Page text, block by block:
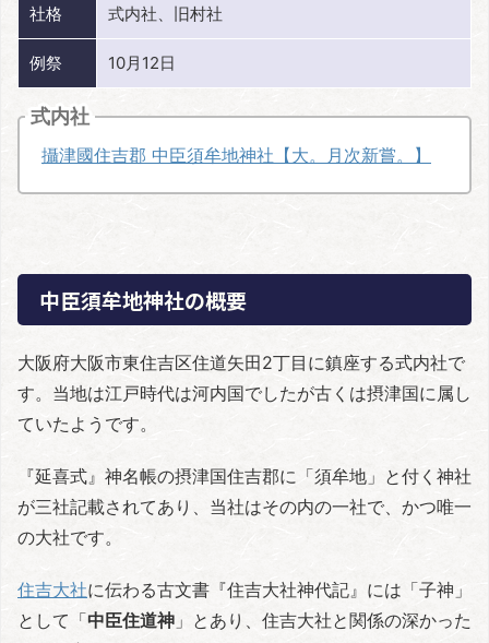
社格 式内社、旧村社
例祭 10月12日
式内社
攝津國住吉郡 中臣須牟地神社【大。月次新嘗。】
中臣須牟地神社の概要
大阪府大阪市東住吉区住道矢田2丁目に鎮座する式内社で
す。当地は江戸時代は河内国でしたが古くは摂津国に属し
ていたようです。
『延喜式』神名帳の摂津国住吉郡に「須牟地」と付く神社
が三社記載されてあり、当社はその内の一社で、かつ唯一
の大社です。
住吉大社に伝わる古文書『住吉大社神代記』には「子神」
として「中臣住道神 」とあり、住吉大社と関係の深かった